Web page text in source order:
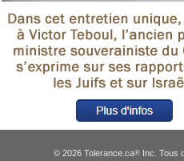
© 2026 Tolerance.ca®Inc. Tous